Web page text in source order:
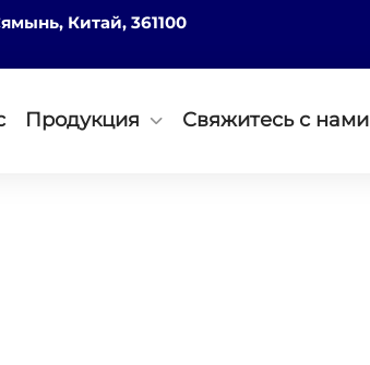
Китай, 361100
Продукция Свяжитесь с нами